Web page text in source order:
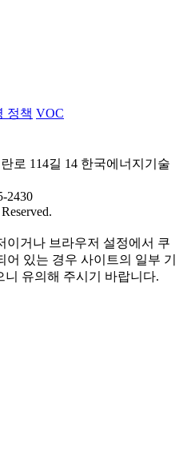
정책 VOC
로 114길 14 한국에너지기술
2430
이거나 브라우저 설정에서 쿠
있는 경우 사이트의 일부 기
유의해 주시기 바랍니다.